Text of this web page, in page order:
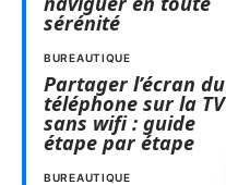
sérénité
BUREAUTIQUE
Partager l’écran du
téléphone sur la TV
sans wifi : guide
étape par étape
BUREAUTIQUE